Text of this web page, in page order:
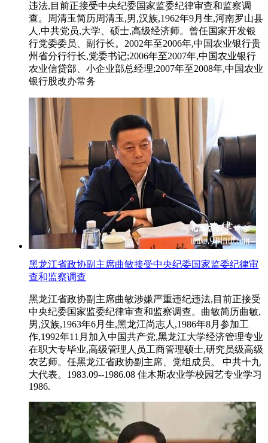
违法,目前正接受中央纪委国家监委纪律审查和监察调
查。周清玉简历周清玉,男,汉族,1962年9月生,河南罗山县
人,中共党员,大学、硕士,高级经济师。曾任国家开发银
行党委委员、副行长。2002年至2006年,中国农业银行贵
州省分行行长,党委书记;2006年至2007年,中国农业银行
农业信贷部、小企业部总经理;2007年至2008年,中国农业
银行股改办常务
黑龙江省政协副主席曲敏接受中央纪委国家监委纪律审
查和监察调查
黑龙江省政协副主席曲敏涉嫌严重违纪违法,目前正接受
中央纪委国家监委纪律审查和监察调查。曲敏简历曲敏,
男,汉族,1963年6月生,黑龙江尚志人,1986年8月参加工
作,1992年11月加入中国共产党,黑龙江大学经济管理专业
在职大专毕业,高级管理人员工商管理硕士,研究员级高级
农艺师。任黑龙江省政协副主席、党组成员。 中共十九
大代表。1983.09--1986.08 佳木斯农业学校园艺专业学习
1986.